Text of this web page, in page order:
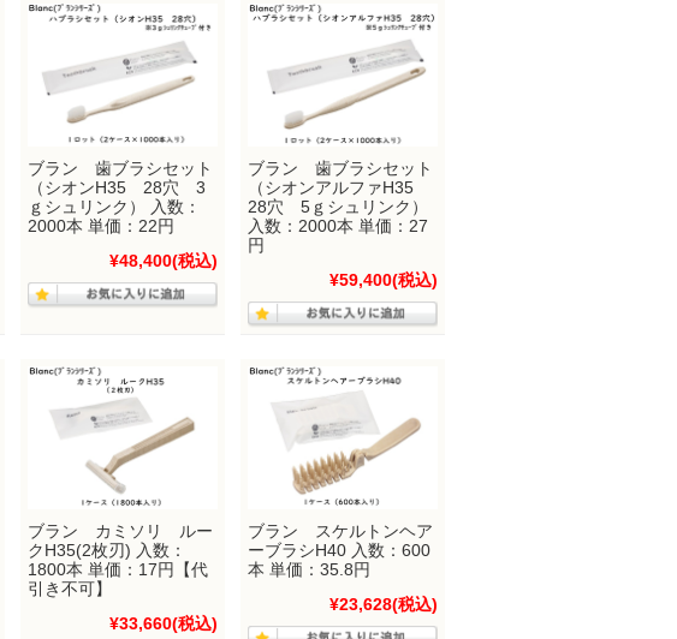
ブラン 歯ブラシセット
（シオンH35 28穴 3
ｇシュリンク） 入数：
2000本 単価：22円
¥48,400(税込)
ブラン 歯ブラシセット
（シオンアルファH35
28穴 5ｇシュリンク）
入数：2000本 単価：27
円
¥59,400(税込)
ブラン カミソリ ルー
クH35(2枚刃) 入数：
1800本 単価：17円【代
引き不可】
¥33,660(税込)
ブラン スケルトンヘア
ーブラシH40 入数：600
本 単価：35.8円
¥23,628(税込)